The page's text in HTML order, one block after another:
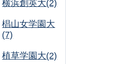
横浜創英大(2)
椙山女学園大
(7)
植草学園大(2)